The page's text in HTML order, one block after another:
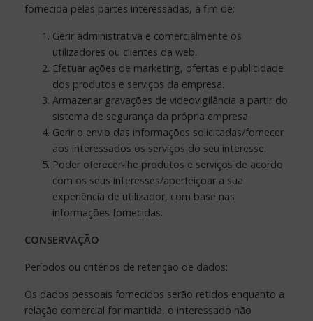
fornecida pelas partes interessadas, a fim de:
Gerir administrativa e comercialmente os
utilizadores ou clientes da web.
Efetuar ações de marketing, ofertas e publicidade
dos produtos e serviços da empresa.
Armazenar gravações de videovigilância a partir do
sistema de segurança da própria empresa.
Gerir o envio das informações solicitadas/fornecer
aos interessados os serviços do seu interesse.
Poder oferecer-lhe produtos e serviços de acordo
com os seus interesses/aperfeiçoar a sua
experiência de utilizador, com base nas
informações fornecidas.
CONSERVAÇÃO
Períodos ou critérios de retenção de dados:
Os dados pessoais fornecidos serão retidos enquanto a
relação comercial for mantida, o interessado não